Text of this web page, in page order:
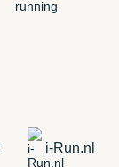
i-Run.nl